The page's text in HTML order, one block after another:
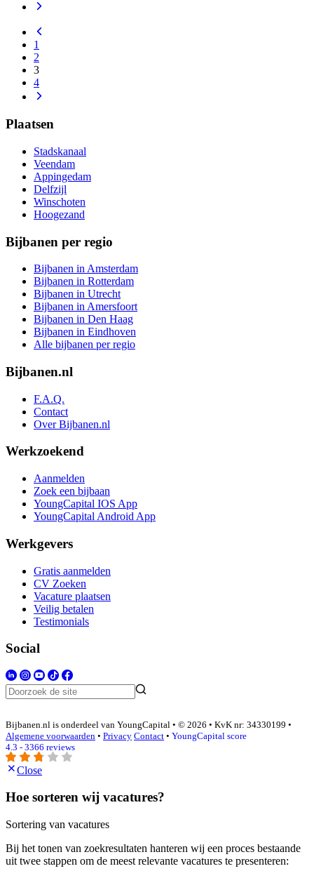
1
2
3
4
Plaatsen
Stadskanaal
Veendam
Appingedam
Delfzijl
Winschoten
Hoogezand
Bijbanen per regio
Bijbanen in Amsterdam
Bijbanen in Rotterdam
Bijbanen in Utrecht
Bijbanen in Amersfoort
Bijbanen in Den Haag
Bijbanen in Eindhoven
Alle bijbanen per regio
Bijbanen.nl
F.A.Q.
Contact
Over Bijbanen.nl
Werkzoekend
Aanmelden
Zoek een bijbaan
YoungCapital IOS App
YoungCapital Android App
Werkgevers
Gratis aanmelden
CV Zoeken
Vacature plaatsen
Veilig betalen
Testimonials
Social
Bijbanen.nl is onderdeel van YoungCapital • © 2026 • KvK nr: 34330199 •
Algemene voorwaarden • Privacy Contact • YoungCapital score
4.3 - 3366 reviews
Close
Hoe sorteren wij vacatures?
Sortering van vacatures
Bij het tonen van zoekresultaten hanteren wij een proces bestaande
uit twee stappen om de meest relevante vacatures te presenteren: